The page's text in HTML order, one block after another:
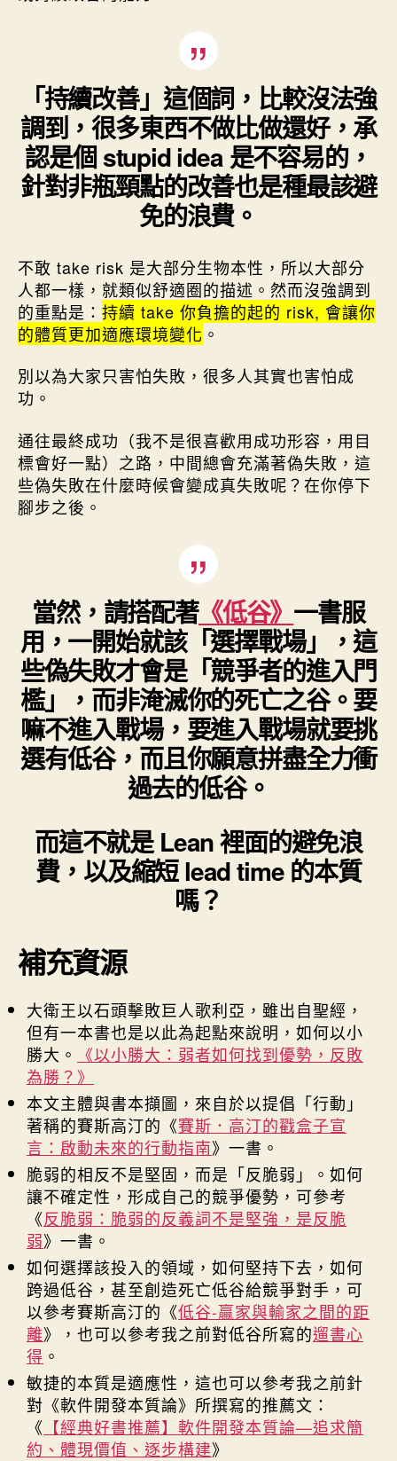
「持續改善」這個詞，比較沒法強
調到，很多東西不做比做還好，承
認是個 stupid idea 是不容易的，
針對非瓶頸點的改善也是種最該避
免的浪費。
不敢 take risk 是大部分生物本性，所以大部分
人都一樣，就類似舒適圈的描述。然而沒強調到
的重點是： 持續 take 你負擔的起的 risk, 會讓你
的體質更加適應環境變化 。
別以為大家只害怕失敗，很多人其實也害怕成
功。
通往最終成功（我不是很喜歡用成功形容，用目
標會好一點）之路，中間總會充滿著偽失敗，這
些偽失敗在什麼時候會變成真失敗呢？在你停下
腳步之後。
當然，請搭配著《低谷》 一書服
用，一開始就該「選擇戰場」，這
些偽失敗才會是「競爭者的進入門
檻」，而非淹滅你的死亡之谷。要
嘛不進入戰場，要進入戰場就要挑
選有低谷，而且你願意拼盡全力衝
過去的低谷。
而這不就是 Lean 裡面的避免浪
費，以及縮短 lead time 的本質
嗎？
補充資源
大衛王以石頭擊敗巨人歌利亞，雖出自聖經，
但有一本書也是以此為起點來說明，如何以小
勝大。
《以小勝大：弱者如何找到優勢，反敗
為勝？》
本文主體與書本擷圖，來自於以提倡「行動」
著稱的賽斯高汀的《賽斯．高汀的戳盒子宣
言：啟動未來的行動指南》一書。
脆弱的相反不是堅固，而是「反脆弱」。如何
讓不確定性，形成自己的競爭優勢，可參考
《反脆弱：脆弱的反義詞不是堅強，是反脆
弱》一書。
如何選擇該投入的領域，如何堅持下去，如何
跨過低谷，甚至創造死亡低谷給競爭對手，可
以參考賽斯高汀的《低谷-贏家與輸家之間的距
離》，也可以參考我之前對低谷所寫的遛書心
得 。
敏捷的本質是適應性，這也可以參考我之前針
對《軟件開發本質論》所撰寫的推薦文：
《 【經典好書推薦】軟件開發本質論—追求簡
約、體現價值、逐步構建》